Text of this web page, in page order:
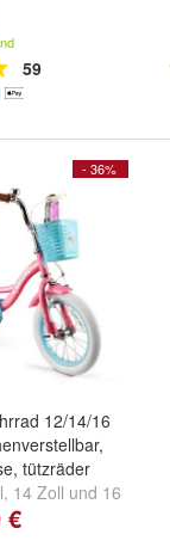
59
- 36%
12/14/16
tützräder
, 14 Zoll und 16
€